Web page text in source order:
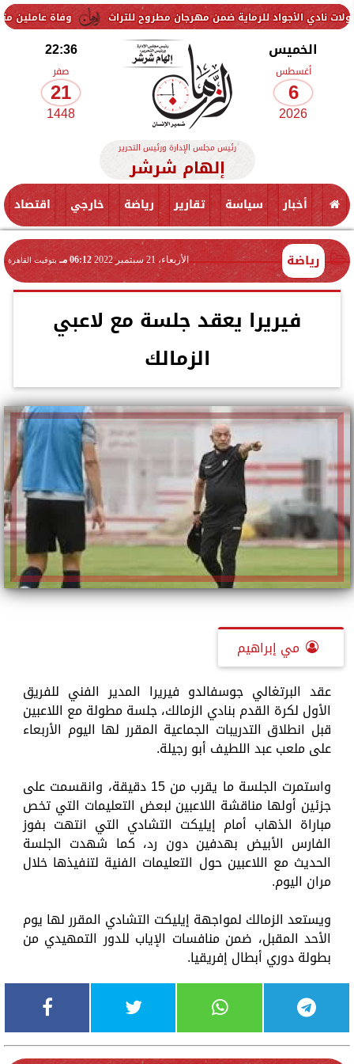
وفاة عاملين متأثرين للرماية ضمن مهرجان مطروح للتراث
الخميس
أغسطس
6
2026
22:36
صفر
21
1448
رئيس مجلس الإدارة ورئيس التحرير
إلهام شرشر
أخبار سياسة تقارير رياضة خارجي اقتصاد
رياضة الأربعاء، 21 سبتمبر 2022 06:12 مـ بتوقيت القاهرة
فيريرا يعقد جلسة مع لاعبي
الزمالك
مي إبراهيم
عقد البرتغالي جوسفالدو فيريرا المدير الفني للفريق
الأول لكرة القدم بنادي الزمالك، جلسة مطولة مع اللاعبين
قبل انطلاق التدريبات الجماعية المقرر لها اليوم الأربعاء
على ملعب عبد اللطيف أبو رجيلة.
واستمرت الجلسة ما يقرب من 15 دقيقة، وانقسمت على
جزئين أولها مناقشة اللاعبين لبعض التعليمات التي تخص
مباراة الذهاب أمام إيليكت التشادي التي انتهت بفوز
الفارس الأبيض بهدفين دون رد، كما شهدت الجلسة
الحديث مع اللاعبين حول التعليمات الفنية لتنفيذها خلال
مران اليوم.
ويستعد الزمالك لمواجهة إيليكت التشادي المقرر لها يوم
الأحد المقبل، ضمن منافسات الإياب للدور التمهيدي من
بطولة دوري أبطال إفريقيا.